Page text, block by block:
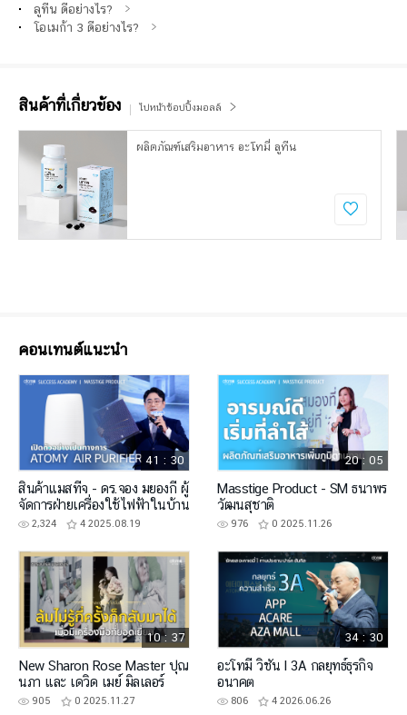
ลูทีน ดีอย่างไร?
โอเมก้า 3 ดีอย่างไร?
สินค้าที่เกี่ยวข้อง ไปหน้าช้อปปิ้งมอลล์
ผลิตภัณฑ์เสริมอาหาร อะโทมี่ ลูทีน
คอนเทนต์แนะนำ
สินค้าแมสทีจ - ดร.จอง มยองกี ผู้
จัดการฝ่ายเครื่องใช้ไฟฟ้าในบ้าน
2,324 4 2025.08.19
41 : 30
Masstige Product - SM ธนาพร
วัฒนสุชาติ
976 0 2025.11.26
20 : 05
New Sharon Rose Master ปุณ
นภา และ เดวิด เมย์ มิลเลอร์
905 0 2025.11.27
10 : 37
อะโทมี่ วิชั่น l 3A กลยุทธ์ธุรกิจ
อนาคต
806 4 2026.06.26
34 : 30